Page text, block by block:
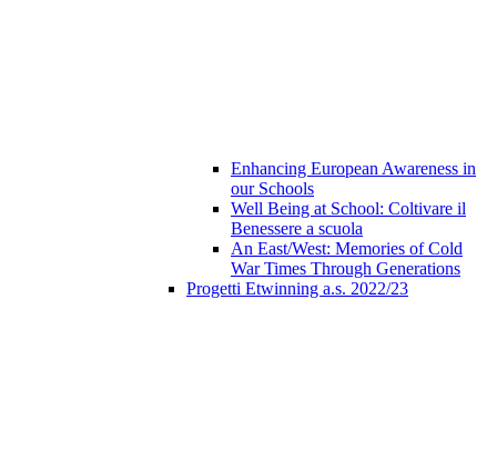
Enhancing European Awareness in
our Schools
Well Being at School: Coltivare il
Benessere a scuola
An East/West: Memories of Cold
War Times Through Generations
Progetti Etwinning a.s. 2022/23